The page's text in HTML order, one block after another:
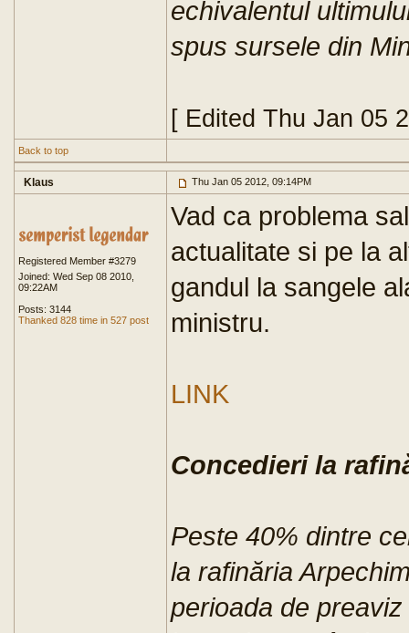
echivalentul
spus sursele din
[ Edited Thu Jan 05
Back to top
Klaus Thu Jan 05 2012, 09:14PM
Registered Member #3279
Joined: Wed Sep 08 2010,
09:22AM
Posts: 3144
Thanked 828 time in 527 post
Vad ca problema
actualitate si pe la
gandul la sangele
ministru.
LINK
Concedieri la
Peste 40% dintre
la rafinăria
perioada de